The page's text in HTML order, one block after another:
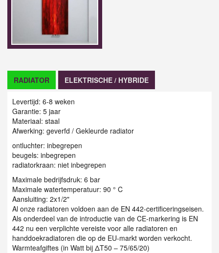
RADIATOR ELEKTRISCHE / HYBRIDE
Levertijd: 6-8 weken
Garantie: 5 jaar
Materiaal: staal
Afwerking: geverfd / Gekleurde radiator
ontluchter: inbegrepen
beugels: inbegrepen
radiatorkraan: niet inbegrepen
Maximale bedrijfsdruk: 6 bar
Maximale watertemperatuur: 90 ° C
Aansluiting: 2x1/2"
Al onze radiatoren voldoen aan de EN 442-certificeringseisen.
Als onderdeel van de introductie van de CE-markering is EN
442 nu een verplichte vereiste voor alle radiatoren en
handdoekradiatoren die op de EU-markt worden verkocht.
Warmteafgiftes (in Watt bij ΔT50 – 75/65/20)